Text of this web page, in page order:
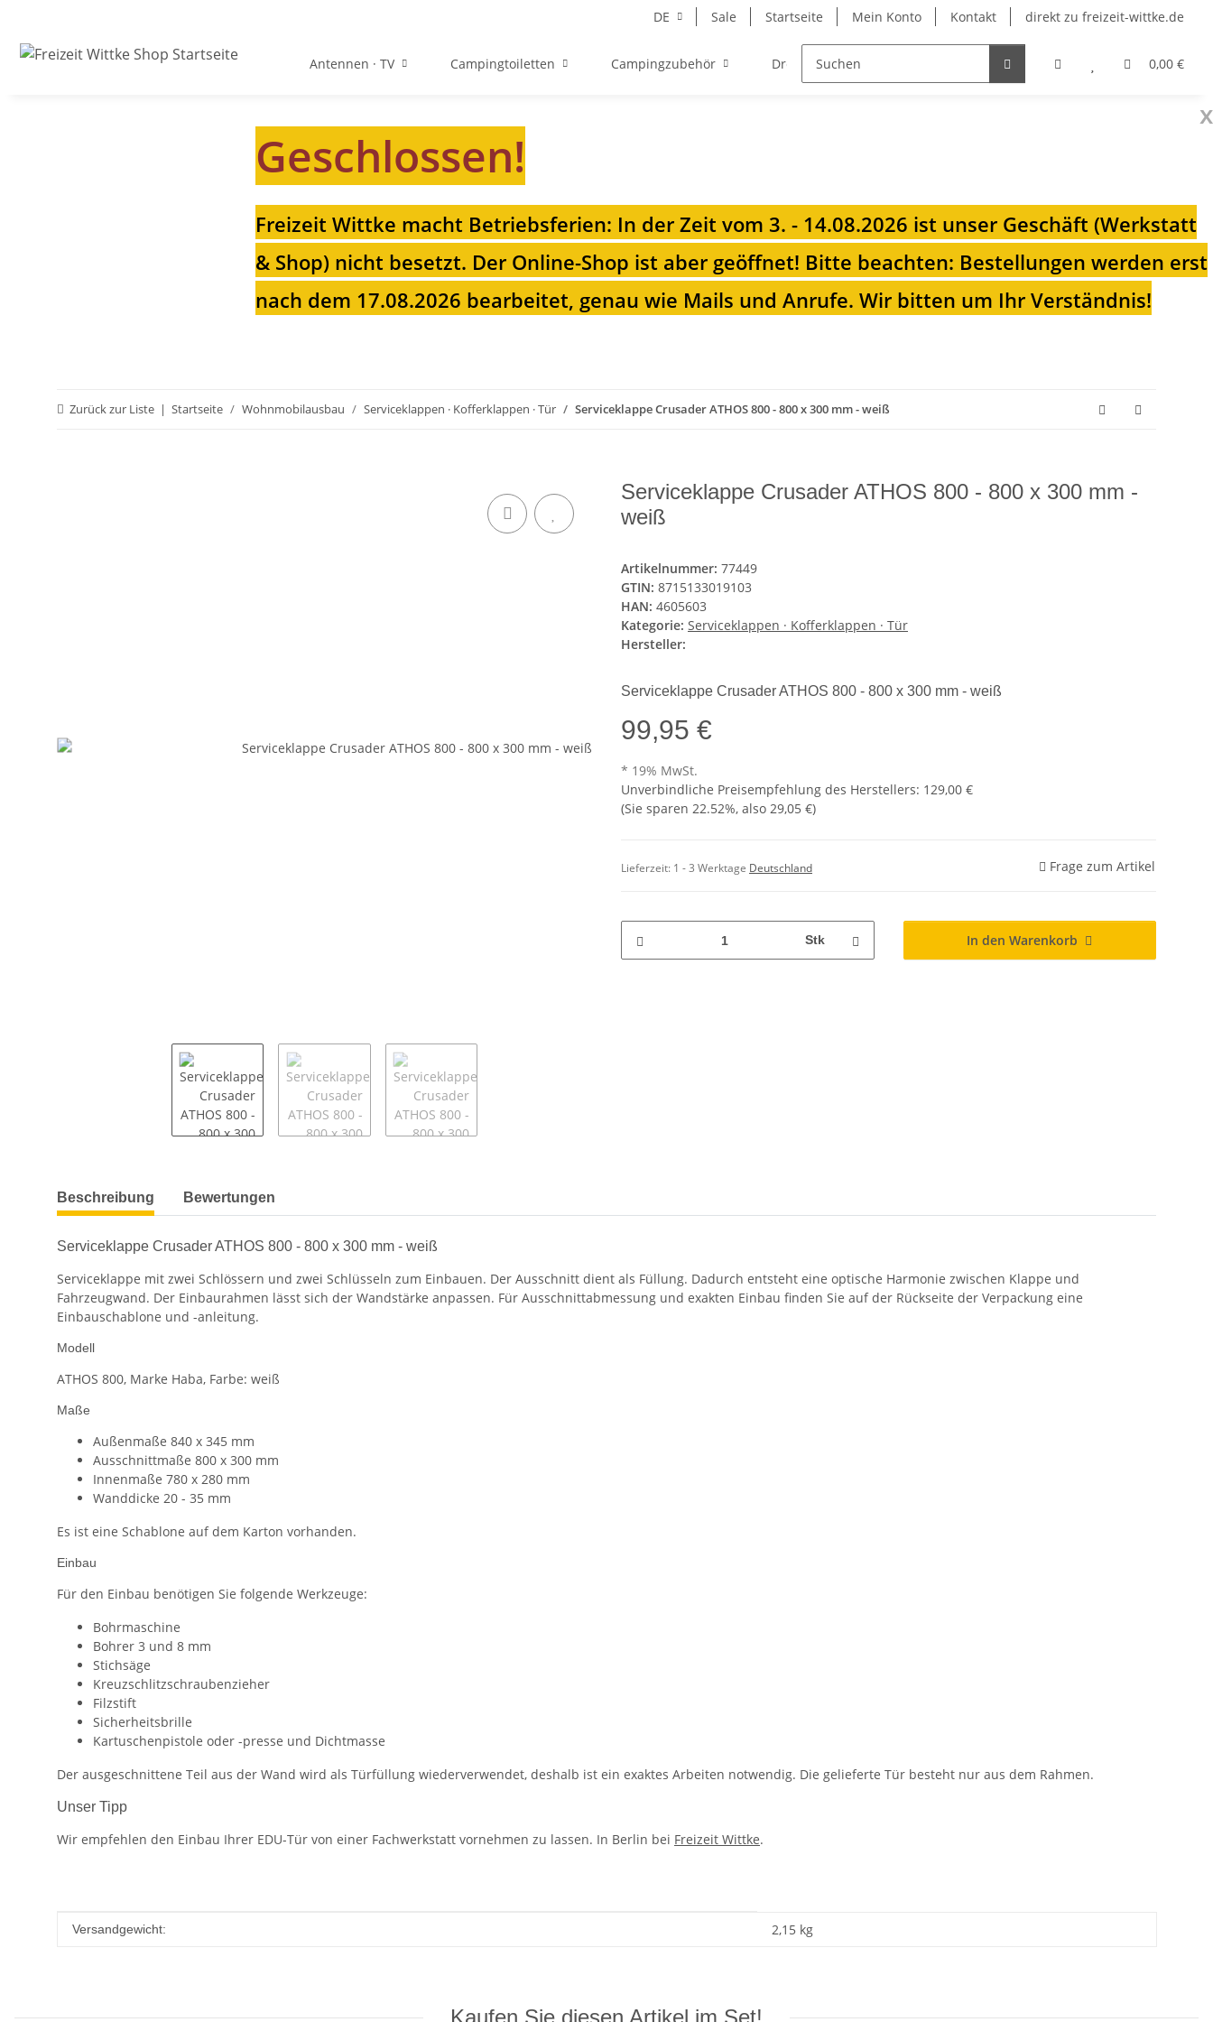
DE Sale Startseite Mein Konto Kontakt direkt zu freizeit-wittke.de
0,00 €
Antennen · TV Campingtoiletten Campingzubehör Drehkonsolen Heizungen für Ihren
x
Geschlossen!
Freizeit Wittke macht Betriebsferien: In der Zeit vom 3. - 14.08.2026 ist unser Geschäft (Werkstatt
& Shop) nicht besetzt. Der Online-Shop ist aber geöffnet! Bitte beachten: Bestellungen werden erst
nach dem 17.08.2026 bearbeitet, genau wie Mails und Anrufe. Wir bitten um Ihr Verständnis!
Zurück zur Liste Startseite Wohnmobilausbau Serviceklappen · Kofferklappen · Tür Serviceklappe Crusader ATHOS 800 - 800 x 300 mm - weiß
Serviceklappe Crusader ATHOS 800 - 800 x 300 mm -
weiß
Artikelnummer: 77449
GTIN: 8715133019103
HAN: 4605603
Kategorie: Serviceklappen · Kofferklappen · Tür
Hersteller:
Serviceklappe Crusader ATHOS 800 - 800 x 300 mm - weiß
99,95 €
* 19% MwSt.
Unverbindliche Preisempfehlung des Herstellers: 129,00 €
(Sie sparen 22.52%, also 29,05 €)
Lieferzeit: 1 - 3 Werktage Deutschland Frage zum Artikel
Stk In den Warenkorb
weitere Registerkarten anzeigen
Beschreibung Bewertungen
Serviceklappe Crusader ATHOS 800 - 800 x 300 mm - weiß
Serviceklappe mit zwei Schlössern und zwei Schlüsseln zum Einbauen. Der Ausschnitt dient als Füllung. Dadurch entsteht eine optische Harmonie zwischen Klappe und
Fahrzeugwand. Der Einbaurahmen lässt sich der Wandstärke anpassen. Für Ausschnittabmessung und exakten Einbau finden Sie auf der Rückseite der Verpackung eine
Einbauschablone und -anleitung.
Modell
ATHOS 800, Marke Haba, Farbe: weiß
Maße
Außenmaße 840 x 345 mm
Ausschnittmaße 800 x 300 mm
Innenmaße 780 x 280 mm
Wanddicke 20 - 35 mm
Es ist eine Schablone auf dem Karton vorhanden.
Einbau
Für den Einbau benötigen Sie folgende Werkzeuge:
Bohrmaschine
Bohrer 3 und 8 mm
Stichsäge
Kreuzschlitzschraubenzieher
Filzstift
Sicherheitsbrille
Kartuschenpistole oder -presse und Dichtmasse
Der ausgeschnittene Teil aus der Wand wird als Türfüllung wiederverwendet, deshalb ist ein exaktes Arbeiten notwendig. Die gelieferte Tür besteht nur aus dem Rahmen.
Unser Tipp
Wir empfehlen den Einbau Ihrer EDU-Tür von einer Fachwerkstatt vornehmen zu lassen. In Berlin bei Freizeit Wittke.
Produkteigenschaft
Wert
Versandgewicht: 2,15 kg
Kaufen Sie diesen Artikel im Set!